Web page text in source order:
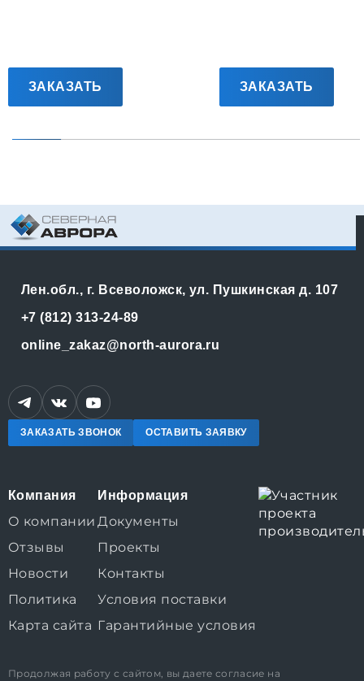
ЗАКАЗАТЬ ЗАКАЗАТЬ
Лен.обл., г. Всеволожск, ул. Пушкинская д. 107
+7 (812) 313-24-89
online_zakaz@north-aurora.ru
ЗАКАЗАТЬ ЗВОНОК ОСТАВИТЬ ЗАЯВКУ
Компания
О компании
Отзывы
Новости
Политика
Карта сайта
Информация
Документы
Проекты
Контакты
Условия поставки
Гарантийные условия
Продолжая работу с сайтом, вы даете согласие на